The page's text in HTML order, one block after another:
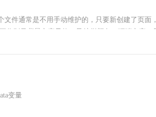
件通常是不用手动维护的，只要新创建了页面，
变量